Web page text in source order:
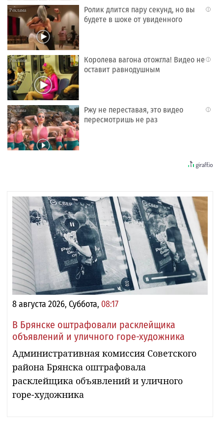
i
Ролик длится пару секунд, но вы
будете в шоке от увиденного
i
Королева вагона отожгла! Видео не
оставит равнодушным
i
Ржу не переставая, это видео
пересмотришь не раз
8 августа 2026, Суббота, 08:17
В Брянске оштрафовали расклейщика
объявлений и уличного горе-художника
Административная комиссия Советского
района Брянска оштрафовала
расклейщика объявлений и уличного
горе-художника